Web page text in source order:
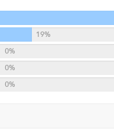
사람과 관계가 꼬였을 때」
있어요.
고 싶은 날에는
.
이해가 안 돼도
사이를 우리는 ‘친구’라
하기 힘든 가슴 아픈 과
을 만큼 추락해버린 자존
가 고민을 상담하는 모습
누며 소통한다. 『이 한
19%
0%
0%
0%